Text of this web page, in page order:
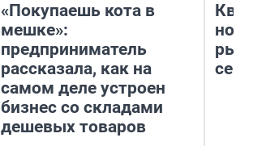
«Покупаешь кота в
мешке»:
предприниматель
рассказала, как на
самом деле устроен
бизнес со складами
дешевых товаров
но